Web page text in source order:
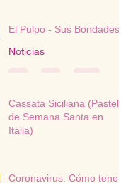
El Pulpo - Sus Bondades
Noticias
Cassata Siciliana (Pastel
de Semana Santa en
Italia)
Coronavirus: Cómo tener